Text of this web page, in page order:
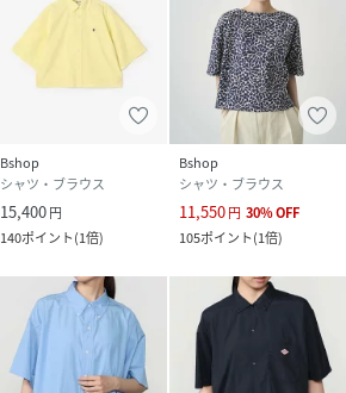
Bshop
シャツ・ブラウス
15,400円
140ポイント(1倍)
Bshop
シャツ・ブラウス
11,550円 30%OFF
105ポイント(1倍)